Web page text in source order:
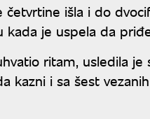
išla i do
kada je uspela da
ritam, usledila
kazni i sa šest